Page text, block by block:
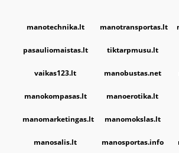
manotechnika.lt manotransportas.lt
pasauliomaistas.lt tiktarpmusu.lt
vaikas123.lt manobustas.net
manokompasas.lt manoerotika.lt
manomarketingas.lt manomokslas.lt
manosalis.lt manosportas.info